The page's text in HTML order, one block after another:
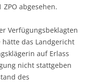
ZPO abgesehen.
Verfügungsbeklagten
hätte das Landgericht
auf Erlass
nicht stattgeben
des